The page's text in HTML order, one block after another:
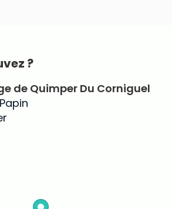
?
de Quimper Du Corniguel